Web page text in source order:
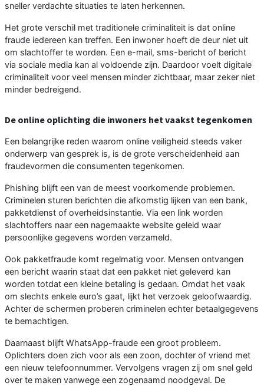
sneller verdachte situaties te laten herkennen.
Het grote verschil met traditionele criminaliteit is dat online
fraude iedereen kan treffen. Een inwoner hoeft de deur niet uit
om slachtoffer te worden. Een e-mail, sms-bericht of bericht
via sociale media kan al voldoende zijn. Daardoor voelt digitale
criminaliteit voor veel mensen minder zichtbaar, maar zeker niet
minder bedreigend.
De online oplichting die inwoners het vaakst tegenkomen
Een belangrijke reden waarom online veiligheid steeds vaker
onderwerp van gesprek is, is de grote verscheidenheid aan
fraudevormen die consumenten tegenkomen.
Phishing blijft een van de meest voorkomende problemen.
Criminelen sturen berichten die afkomstig lijken van een bank,
pakketdienst of overheidsinstantie. Via een link worden
slachtoffers naar een nagemaakte website geleid waar
persoonlijke gegevens worden verzameld.
Ook pakketfraude komt regelmatig voor. Mensen ontvangen
een bericht waarin staat dat een pakket niet geleverd kan
worden totdat een kleine betaling is gedaan. Omdat het vaak
om slechts enkele euro’s gaat, lijkt het verzoek geloofwaardig.
Achter de schermen proberen criminelen echter betaalgegevens
te bemachtigen.
Daarnaast blijft WhatsApp-fraude een groot probleem.
Oplichters doen zich voor als een zoon, dochter of vriend met
een nieuw telefoonnummer. Vervolgens vragen zij om snel geld
over te maken vanwege een zogenaamd noodgeval. De